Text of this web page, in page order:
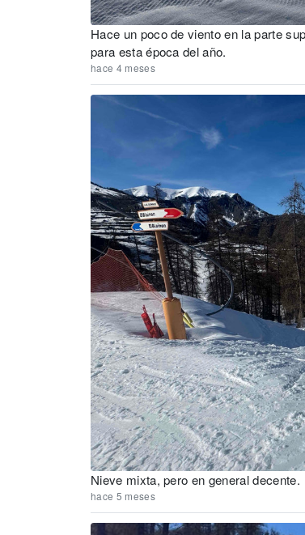
Hace un poco de viento en la parte
para esta época del año.
hace 4 meses
Nieve mixta, pero en general decente.
hace 5 meses